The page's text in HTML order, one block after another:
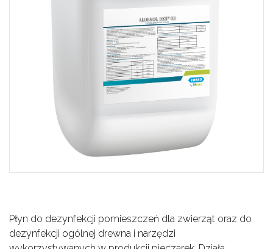
Płyn do dezynfekcji pomieszczeń dla zwierząt oraz do
dezynfekcji ogólnej drewna i narzędzi